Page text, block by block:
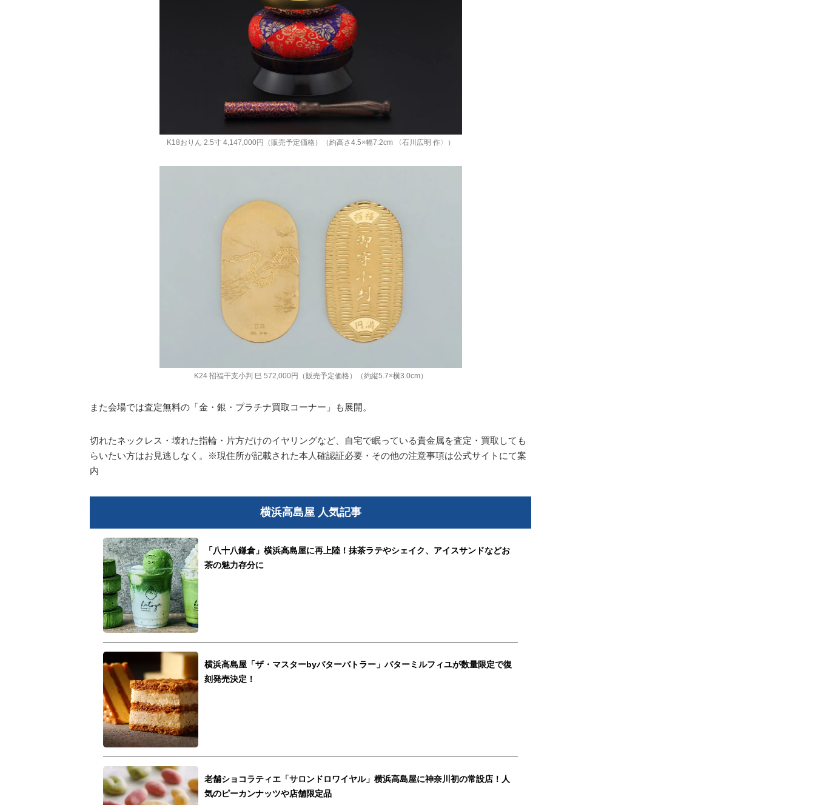
K18おりん 2.5寸 4,147,000円（販売予定価格）（約高さ4.5×幅7.2cm 〈石川広明 作〉）
K24 招福干支小判 巳 572,000円（販売予定価格）（約縦5.7×横3.0cm）
また会場では査定無料の「金・銀・プラチナ買取コーナー」も展開。
切れたネックレス・壊れた指輪・片方だけのイヤリングなど、自宅で眠っている貴金属を査定・買取しても
らいたい方はお見逃しなく。※現住所が記載された本人確認証必要・その他の注意事項は公式サイトにて案
内
横浜高島屋 人気記事
「八十八鎌倉」横浜高島屋に再上陸！抹茶ラテやシェイク、アイスサンドなどお
茶の魅力存分に
横浜高島屋「ザ・マスターbyバターバトラー」バターミルフィユが数量限定で復
刻発売決定！
老舗ショコラティエ「サロンドロワイヤル」横浜高島屋に神奈川初の常設店！人
気のピーカンナッツや店舗限定品